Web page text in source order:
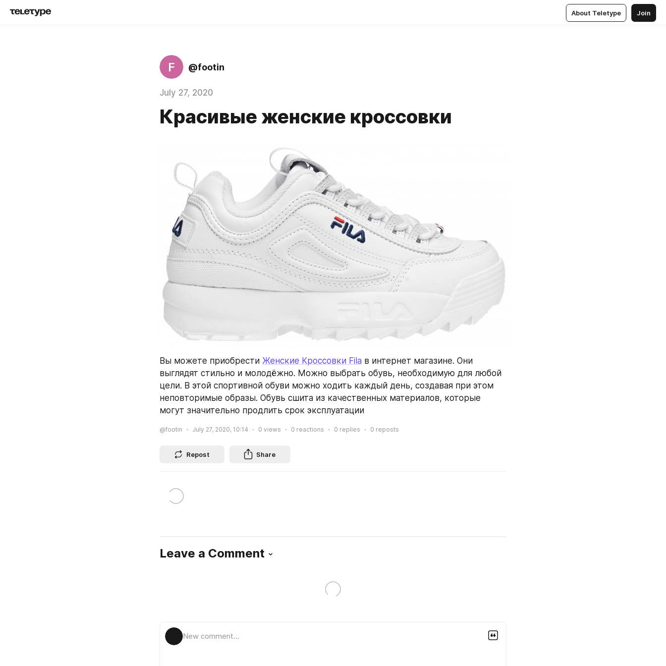
About Teletype Join
F @footin
July 27, 2020
Красивые женские кроссовки
Вы можете приобрести Женские Кроссовки Fila в интернет магазине. Они
выглядят стильно и молодёжно. Можно выбрать обувь, необходимую для любой
цели. В этой спортивной обуви можно ходить каждый день, создавая при этом
неповторимые образы. Обувь сшита из качественных материалов, которые
могут значительно продлить срок эксплуатации
@footin July 27, 2020, 10:14 0 views 0 reactions 0 replies 0 reposts
Repost Share
Leave a Comment